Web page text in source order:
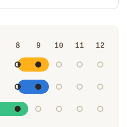
8 9 10 11 12